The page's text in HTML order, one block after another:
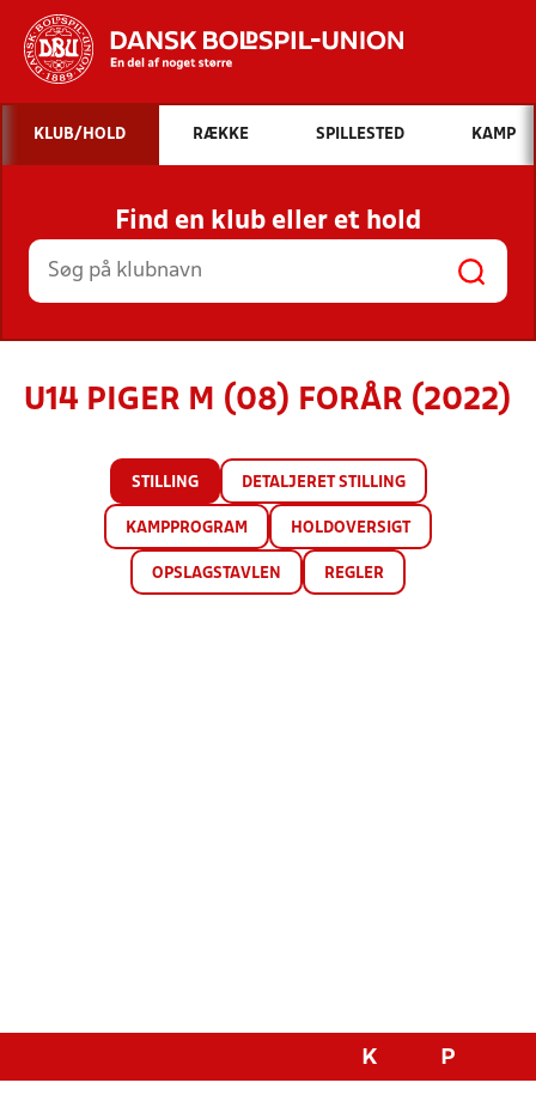
Hvad vil du søge efter?
INDHOLD OG NYHEDER
STILLINGER, RESULTATER, KLUBBER OG
HOLD
KLUB/HOLD RÆKKE SPILLESTED KAMP
Find en klub eller et hold
U14 PIGER M (08) FORÅR (2022)
STILLING DETALJERET STILLING
KAMPPROGRAM HOLDOVERSIGT
OPSLAGSTAVLEN REGLER
K P